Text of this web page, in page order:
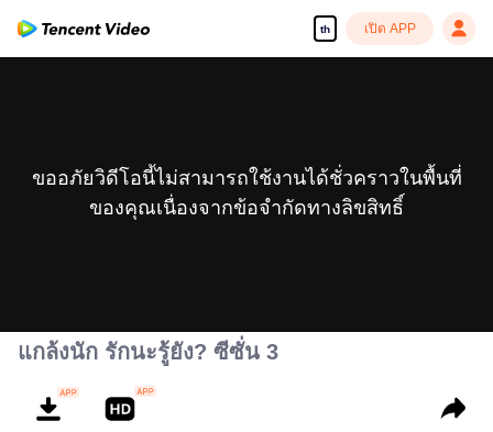
th เปิด APP
ขออภัยวิดีโอนี้ไม่สามารถใช้งานได้ชั่วคราวในพื้นที่
ของคุณเนื่องจากข้อจำกัดทางลิขสิทธิ์
แกล้งนัก รักนะรู้ยัง? ซีซั่น 3